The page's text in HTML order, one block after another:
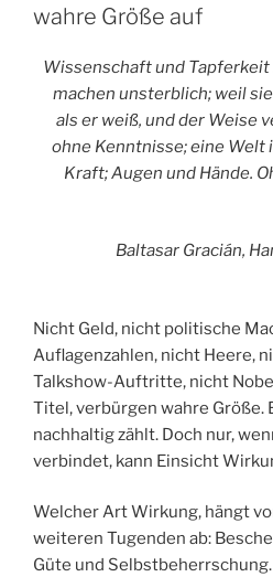
wahre Größe auf
Wissenschaft und Tapferkeit
machen unsterblich; weil
als er weiß, und der Weise
ohne Kenntnisse; eine Welt
Kraft; Augen und Hände.
Baltasar Gracián,
Nicht Geld, nicht politische
Auflagenzahlen, nicht Heere,
Talkshow-Auftritte, nicht
Titel, verbürgen wahre Größe.
nachhaltig zählt. Doch nur,
verbindet, kann Einsicht
Welcher Art Wirkung, hängt
weiteren Tugenden ab:
Güte und